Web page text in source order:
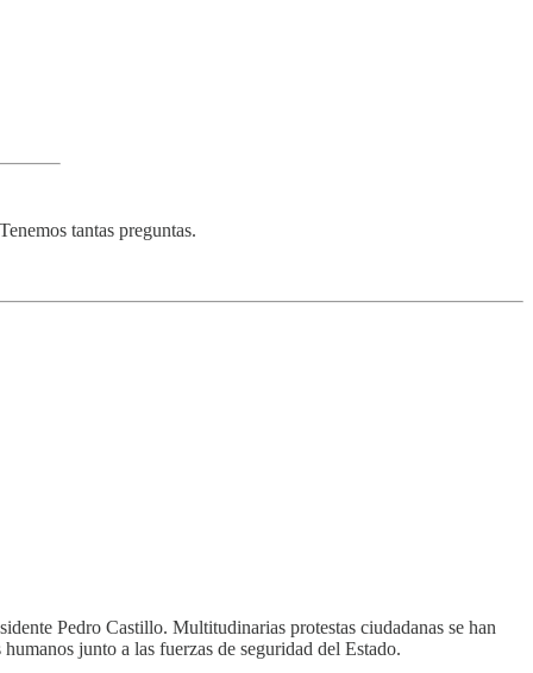
tantas preguntas.
Pedro Castillo. Multitudinarias protestas ciudadanas se han
junto a las fuerzas de seguridad del Estado.